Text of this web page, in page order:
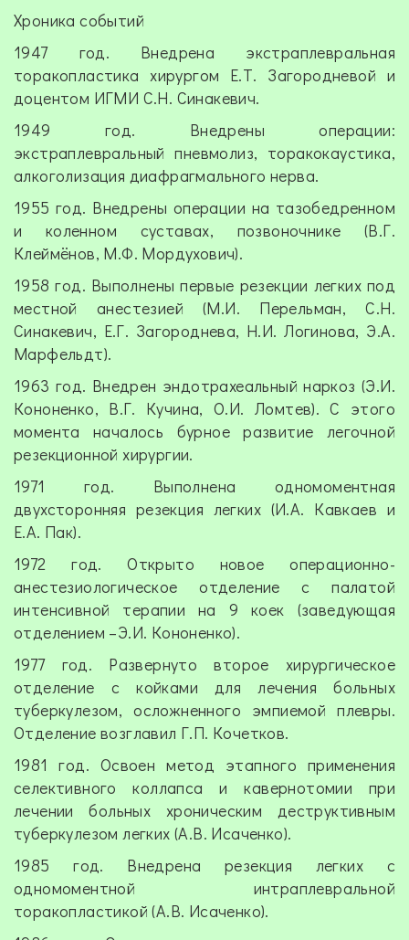
Хроника событий
1947 год. Внедрена экстраплевральная
торакопластика хирургом Е.Т. Загородневой и
доцентом ИГМИ С.Н. Синакевич.
1949 год. Внедрены операции:
экстраплевральный пневмолиз, торакокаустика,
алкоголизация диафрагмального нерва.
1955 год. Внедрены операции на тазобедренном
и коленном суставах, позвоночнике (В.Г.
Клеймёнов, М.Ф. Мордухович).
1958 год. Выполнены первые резекции легких под
местной анестезией (М.И. Перельман, С.Н.
Синакевич, Е.Г. Загороднева, Н.И. Логинова, Э.А.
Марфельдт).
1963 год. Внедрен эндотрахеальный наркоз (Э.И.
Кононенко, В.Г. Кучина, О.И. Ломтев). С этого
момента началось бурное развитие легочной
резекционной хирургии.
1971 год. Выполнена одномоментная
двухсторонняя резекция легких (И.А. Кавкаев и
Е.А. Пак).
1972 год. Открыто новое операционно-
анестезиологическое отделение с палатой
интенсивной терапии на 9 коек (заведующая
отделением –Э.И. Кононенко).
1977 год. Развернуто второе хирургическое
отделение с койками для лечения больных
туберкулезом, осложненного эмпиемой плевры.
Отделение возглавил Г.П. Кочетков.
1981 год. Освоен метод этапного применения
селективного коллапса и кавернотомии при
лечении больных хроническим деструктивным
туберкулезом легких (А.В. Исаченко).
1985 год. Внедрена резекция легких с
одномоментной интраплевральной
торакопластикой (А.В. Исаченко).